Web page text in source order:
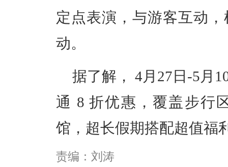
定点表演，与游客互动
动。
据了解， 4月27日-5月
通 8 折优惠，覆盖步行
馆，超长假期搭配超值福
责编：刘涛